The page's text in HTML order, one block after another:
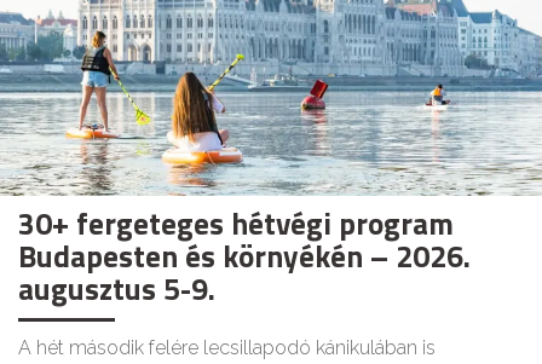
30+ fergeteges hétvégi program
Budapesten és környékén – 2026.
augusztus 5-9.
A hét második felére lecsillapodó kánikulában is